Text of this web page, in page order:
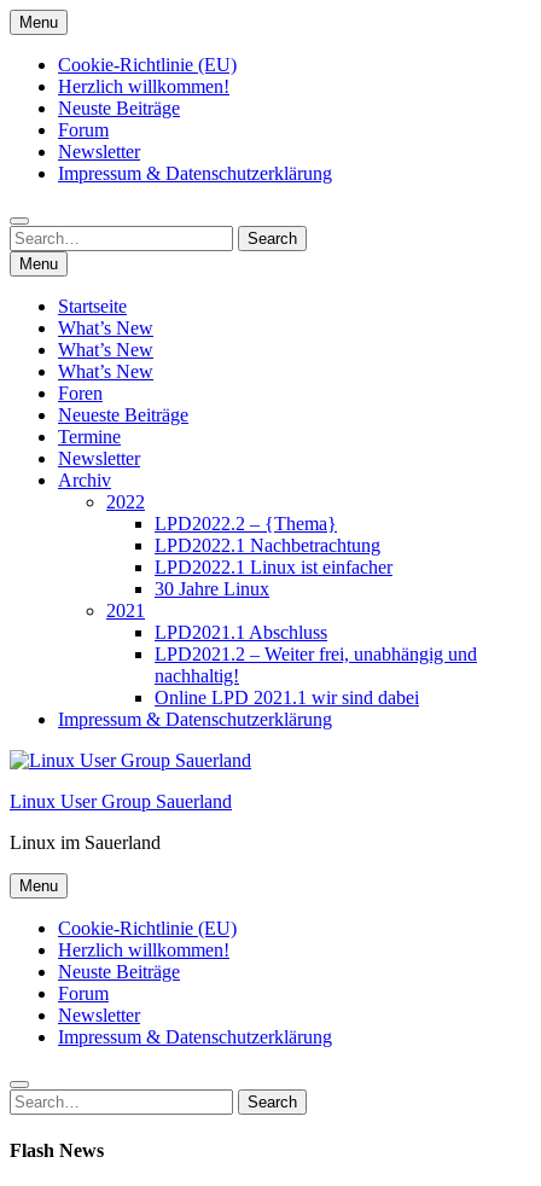
Skip
to
content
Menu
Cookie-Richtlinie (EU)
Herzlich willkommen!
Neuste Beiträge
Forum
Newsletter
Impressum & Datenschutzerklärung
Search
for:
Search
Menu
Startseite
What’s New
What’s New
What’s New
Foren
Neueste Beiträge
Termine
Newsletter
Archiv
2022
LPD2022.2 – {Thema}
LPD2022.1 Nachbetrachtung
LPD2022.1 Linux ist einfacher
30 Jahre Linux
2021
LPD2021.1 Abschluss
LPD2021.2 – Weiter frei, unabhängig und
nachhaltig!
Online LPD 2021.1 wir sind dabei
Impressum & Datenschutzerklärung
Linux User Group Sauerland
Linux im Sauerland
Menu
Cookie-Richtlinie (EU)
Herzlich willkommen!
Neuste Beiträge
Forum
Newsletter
Impressum & Datenschutzerklärung
Search
for:
Search
Flash News